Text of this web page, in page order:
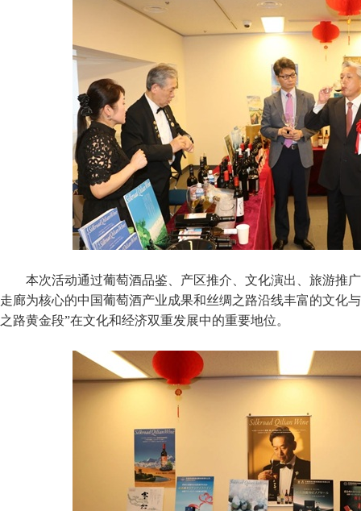
本次活动通过葡萄酒品鉴、产区推介、文化演出、旅游推
走廊为核心的中国葡萄酒产业成果和丝绸之路沿线丰富的文化
之路黄金段”在文化和经济双重发展中的重要地位。